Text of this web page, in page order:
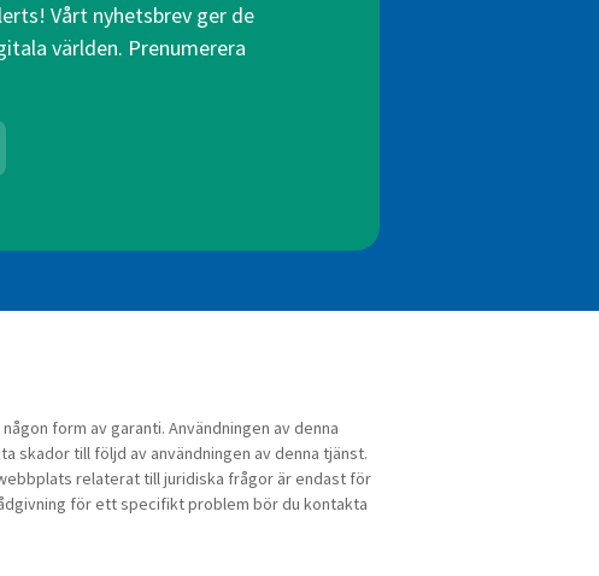
Vårt nyhetsbrev ger de
världen. Prenumerera
form av garanti. Användningen av denna
skador till följd av användningen av denna tjänst.
relaterat till juridiska frågor är endast för
för ett specifikt problem bör du kontakta